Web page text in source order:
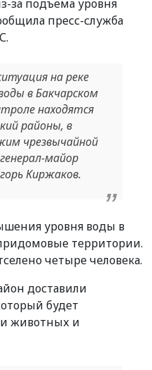
за подъема уровня
пресс-служба
на реке
в Бакчарском
находятся
районы, в
чрезвычайной
майор
Киржаков.
уровня воды в
территории.
четыре человека.
доставили
будет
животных и